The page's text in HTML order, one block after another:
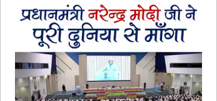
भक्तामर स्तोत्र – BHAKTAMAR STOTRA –
आचार्य मानतुंगसूरि द्वारा